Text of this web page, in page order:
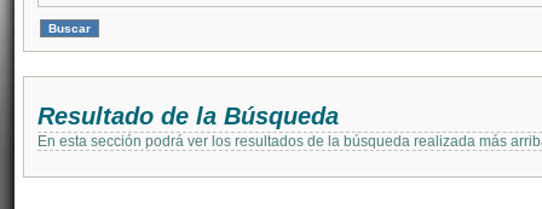
Resultado de la Búsqueda
En esta sección podrá ver los resultados de la búsqueda realizada más